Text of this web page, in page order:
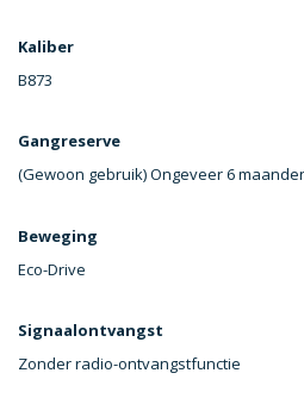
Kaliber
B873
Gangreserve
(Gewoon gebruik) Ongeveer 6
Beweging
Eco-Drive
Signaalontvangst
Zonder radio-ontvangstfunctie